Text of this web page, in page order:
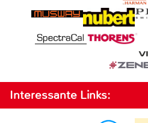
Interessante Links: